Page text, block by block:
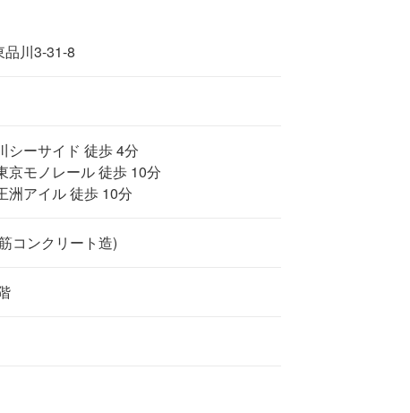
川3-31-8
シーサイド 徒歩 4分
京モノレール 徒歩 10分
洲アイル 徒歩 10分
コンクリート造)